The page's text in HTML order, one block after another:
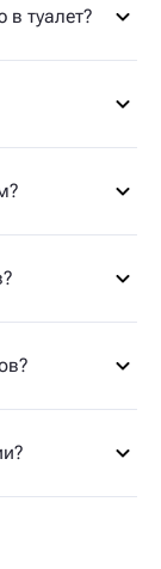
туалет?